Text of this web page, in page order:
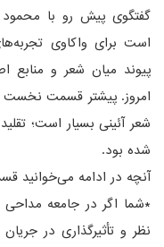
گفتگوی پیش رو با محمود
است برای واکاوی
پیوند میان شعر و
امروز. پیشتر قسمت نخست
شعر آئینی بسیار است؛
شده بود.
آنچه در ادامه می‌خوانید
*شما اگر در جامعه مداحی
نظر و تأثیرگذاری در